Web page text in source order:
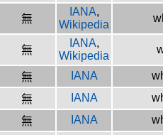
無
IANA,
Wikipedia
無
IANA,
Wikipedia
無 IANA
無 IANA
無 IANA